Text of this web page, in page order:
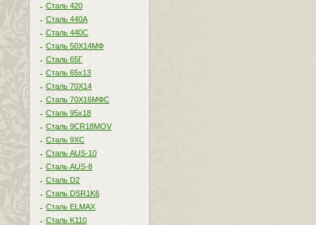
Сталь 420
Сталь 440A
Сталь 440С
Сталь 50Х14МФ
Сталь 65Г
Сталь 65х13
Сталь 70Х14
Сталь 70Х16МФС
Сталь 95х18
Сталь 9CR18MOV
Сталь 9ХС
Сталь AUS-10
Сталь AUS-8
Сталь D2
Сталь DSR1K6
Сталь ELMAX
Сталь K110